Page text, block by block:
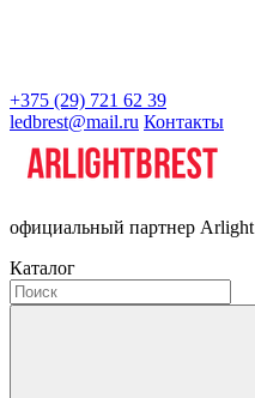
+375 (29) 721 62 39
ledbrest@mail.ru Контакты
официальный партнер Arlight
Каталог